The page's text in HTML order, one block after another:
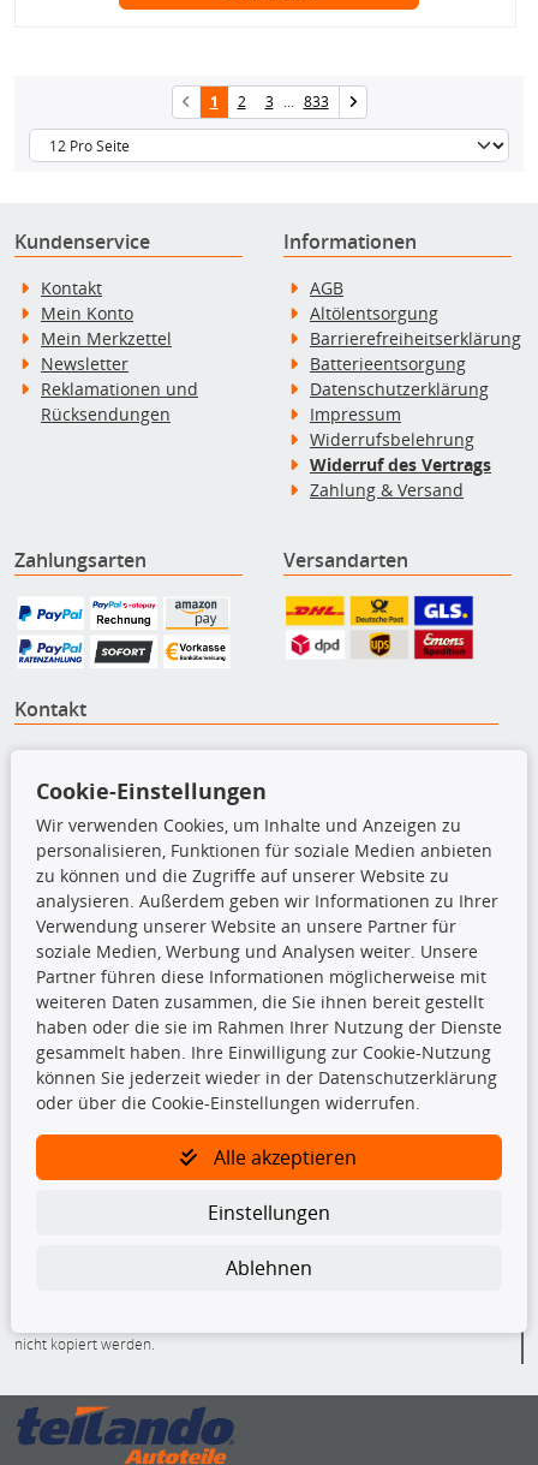
1 2 3 ... 833
Kundenservice
Kontakt
Mein Konto
Mein Merkzettel
Newsletter
Reklamationen und
Rücksendungen
Informationen
AGB
Altölentsorgung
Barrierefreiheitserklärung
Batterieentsorgung
Datenschutzerklärung
Impressum
Widerrufsbelehrung
Widerruf des Vertrags
Zahlung & Versand
Zahlungsarten Versandarten
Kontakt
teilando.de - Erwin Weber GmbH
Von-Reuental-Straße 8a
+49 (0) 8165 / 5093200
shop@teilando.de
Top Produkte
Beleuchtung
Bremsbeläge
Bremsscheiben
Kupplungssatz
Querlenker
Radlager
Stoßdämpfer
TecDoc Inside
nicht kopiert werden.
vorherige Zustimmung von TecDoc zu vervielfältigen, zu verbreiten
und/oder diese Handlungen durch Dritte ausführen zu lassen. Ein
Zuwiderhandeln stellt eine Urheberrechtsverletzung dar und wird verfolgt.
Cookie-Einstellungen
Wir verwenden Cookies, um Inhalte und Anzeigen zu
personalisieren, Funktionen für soziale Medien anbieten
zu können und die Zugriffe auf unserer Website zu
analysieren. Außerdem geben wir Informationen zu Ihrer
Verwendung unserer Website an unsere Partner für
soziale Medien, Werbung und Analysen weiter. Unsere
Partner führen diese Informationen möglicherweise mit
weiteren Daten zusammen, die Sie ihnen bereit gestellt
haben oder die sie im Rahmen Ihrer Nutzung der Dienste
gesammelt haben. Ihre Einwilligung zur Cookie-Nutzung
können Sie jederzeit wieder in der Datenschutzerklärung
oder über die Cookie-Einstellungen widerrufen.
Alle akzeptieren
Einstellungen
Ablehnen